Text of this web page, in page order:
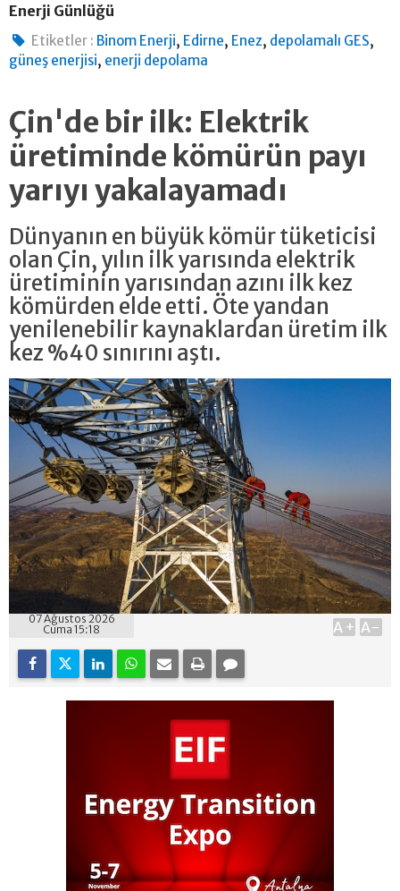
Enerji Günlüğü
Etiketler : Binom Enerji, Edirne, Enez, depolamalı GES,
güneş enerjisi, enerji depolama
Çin'de bir ilk: Elektrik
üretiminde kömürün payı
yarıyı yakalayamadı
Dünyanın en büyük kömür tüketicisi
olan Çin, yılın ilk yarısında elektrik
üretiminin yarısından azını ilk kez
kömürden elde etti. Öte yandan
yenilenebilir kaynaklardan üretim ilk
kez %40 sınırını aştı.
07 Ağustos 2026
Cuma 15:18
A+ A-